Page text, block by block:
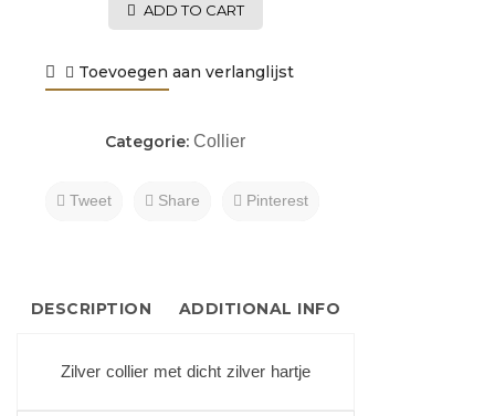
ADD TO CART
Toevoegen aan verlanglijst
Categorie: Collier
Tweet Share Pinterest
DESCRIPTION ADDITIONAL INFO
Zilver collier met dicht zilver hartje